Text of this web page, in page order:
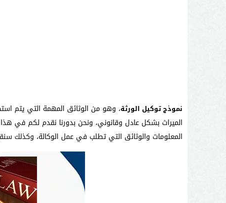
نموذج توكيل الورثة، وهو من الوثائق المهمة التي يتم
الميراث بشكل عادل وقانوني، ونحن بدورنا نقدم لكم في
المعلومات والوثائق التي تطلب في عمل الوكالة، وكذلك